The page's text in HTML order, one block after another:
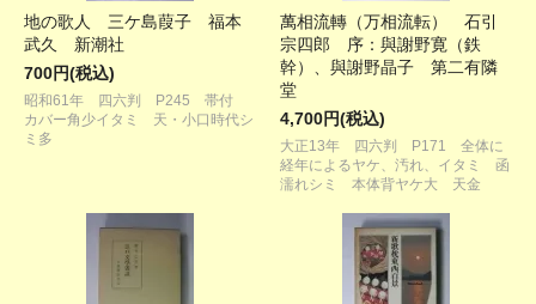
地の歌人 三ケ島葭子 福本
武久 新潮社
700円(税込)
昭和61年 四六判 P245 帯付
カバー角少イタミ 天・小口時代シ
ミ多
萬相流轉（万相流転） 石引
宗四郎 序：與謝野寛（鉄
幹）、與謝野晶子 第二有隣
堂
4,700円(税込)
大正13年 四六判 P171 全体に
経年によるヤケ、汚れ、イタミ 函
濡れシミ 本体背ヤケ大 天金